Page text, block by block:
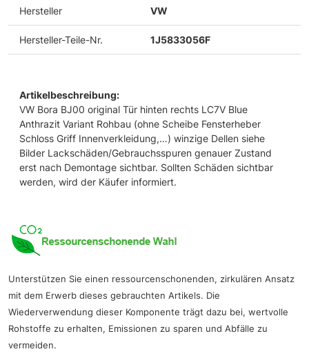
Hersteller VW
Hersteller-Teile-Nr. 1J5833056F
Artikelbeschreibung:
VW Bora BJ00 original Tür hinten rechts LC7V Blue
Anthrazit Variant Rohbau (ohne Scheibe Fensterheber
Schloss Griff Innenverkleidung,…) winzige Dellen siehe
Bilder Lackschäden/Gebrauchsspuren genauer Zustand
erst nach Demontage sichtbar. Sollten Schäden sichtbar
werden, wird der Käufer informiert.
Unterstützen Sie einen ressourcenschonenden, zirkulären Ansatz
mit dem Erwerb dieses gebrauchten Artikels. Die
Wiederverwendung dieser Komponente trägt dazu bei, wertvolle
Rohstoffe zu erhalten, Emissionen zu sparen und Abfälle zu
vermeiden.